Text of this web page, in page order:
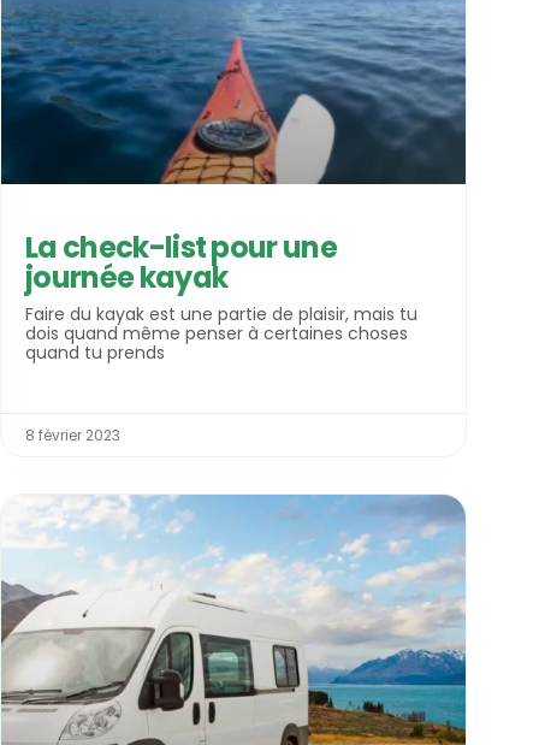
La check-list pour une
journée kayak
Faire du kayak est une partie de plaisir, mais tu
dois quand même penser à certaines choses
quand tu prends
8 février 2023